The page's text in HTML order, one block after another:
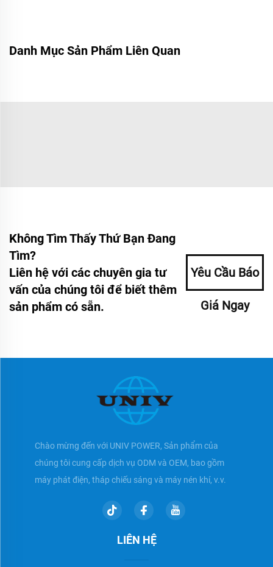
Danh Mục Sản Phẩm Liên Quan
Không Tìm Thấy Thứ Bạn Đang
Tìm?
Liên hệ với các chuyên gia tư
vấn của chúng tôi để biết thêm
sản phẩm có sẵn.
Yêu Cầu Báo
Giá Ngay
Chào mừng đến với UNIV POWER, Sản phẩm của
chúng tôi cung cấp dịch vụ ODM và OEM, bao gồm
máy phát điện, tháp chiếu sáng và máy nén khí, v.v.
LIÊN HỆ